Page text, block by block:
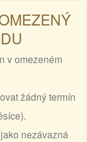
v omezeném
žádný termín
nezávazná